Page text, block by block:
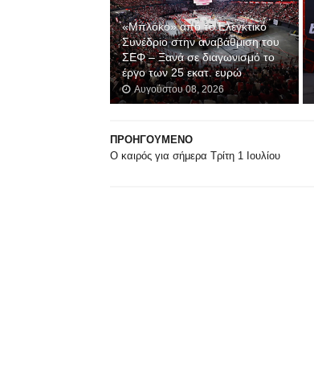
«Μπλόκο» από το Ελεγκτικό
Συνέδριο στην αναβάθμιση του
ΣΕΦ – Ξανά σε διαγωνισμό το
έργο των 25 εκατ. ευρώ
Αυγούστου 08, 2026
ΠΡΟΗΓΟΥΜΕΝΟ
Ο καιρός για σήμερα Τρίτη 1 Ιουλίου